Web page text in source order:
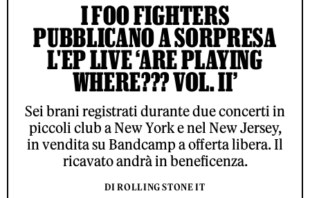
I FOO FIGHTERS
PUBBLICANO A SORPRESA
L'EP LIVE ‘ARE PLAYING
WHERE??? VOL. II’
Sei brani registrati durante due concerti in
piccoli club a New York e nel New Jersey,
in vendita su Bandcamp a offerta libera. Il
ricavato andrà in beneficenza.
DI ROLLING STONE IT